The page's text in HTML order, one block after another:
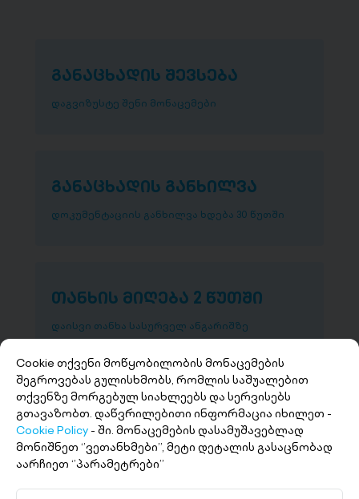
განაცხადის შევსება
დაგვიზუსტე შენი მონაცემები
განაცხადის განხილვა
დოკუმენტაციის განხილვა ხდება 30 წუთში
თანხის მიღება 2 წუთში
დაისვი თანხა სასურველ ანგარიშზე
Cookie თქვენი მოწყობილობის მონაცემების
შეგროვებას გულისხმობს, რომლის საშუალებით
თქვენზე მორგებულ სიახლეებს და სერვისებს
გთავაზობთ. დაწვრილებითი ინფორმაცია იხილეთ -
Cookie Policy - ში. მონაცემების დასამუშავებლად
მონიშნეთ ‘’ვეთანხმები’’, მეტი დეტალის გასაცნობად
აარჩიეთ ‘’პარამეტრები’’